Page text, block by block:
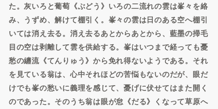
た。灰いろと葡萄《ぶどう》いろの二流れの雲は峯々を絡
み、うずめ、解けて棚引く。峯々の雲は日のある空へ棚引
いては消え去る。消え去るあとからあとから、藍墨の掃毛
目の空は剥離して雲を供給する。峯はいつまで経っても憂
愁の纏流《てんりゅう》から免れ得ないようである。それ
を見ている翁は、心中それほどの苦悩もないのだが、眼だ
けでも峯の愁いに義理を感じて、憂げに伏せてはまた開く
のであった。そのうち翁は眼が怠《だる》くなって草原へ